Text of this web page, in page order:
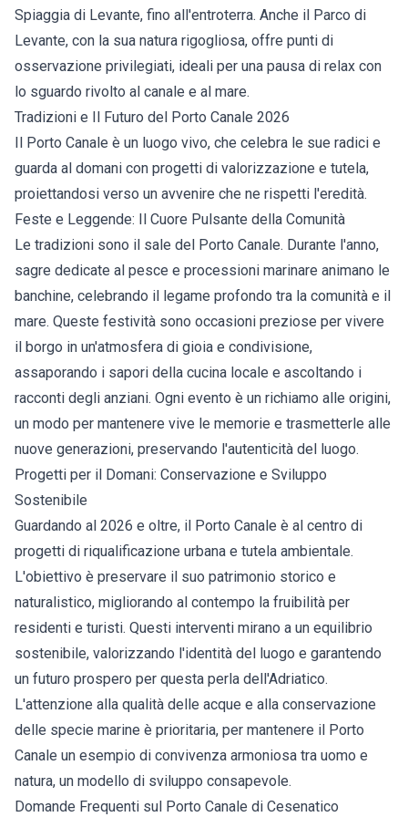
Spiaggia di Levante, fino all'entroterra. Anche il Parco di
Levante, con la sua natura rigogliosa, offre punti di
osservazione privilegiati, ideali per una pausa di relax con
lo sguardo rivolto al canale e al mare.
Tradizioni e Il Futuro del Porto Canale 2026
Il Porto Canale è un luogo vivo, che celebra le sue radici e
guarda al domani con progetti di valorizzazione e tutela,
proiettandosi verso un avvenire che ne rispetti l'eredità.
Feste e Leggende: Il Cuore Pulsante della Comunità
Le tradizioni sono il sale del Porto Canale. Durante l'anno,
sagre dedicate al pesce e processioni marinare animano le
banchine, celebrando il legame profondo tra la comunità e il
mare. Queste festività sono occasioni preziose per vivere
il borgo in un'atmosfera di gioia e condivisione,
assaporando i sapori della cucina locale e ascoltando i
racconti degli anziani. Ogni evento è un richiamo alle origini,
un modo per mantenere vive le memorie e trasmetterle alle
nuove generazioni, preservando l'autenticità del luogo.
Progetti per il Domani: Conservazione e Sviluppo
Sostenibile
Guardando al 2026 e oltre, il Porto Canale è al centro di
progetti di riqualificazione urbana e tutela ambientale.
L'obiettivo è preservare il suo patrimonio storico e
naturalistico, migliorando al contempo la fruibilità per
residenti e turisti. Questi interventi mirano a un equilibrio
sostenibile, valorizzando l'identità del luogo e garantendo
un futuro prospero per questa perla dell'Adriatico.
L'attenzione alla qualità delle acque e alla conservazione
delle specie marine è prioritaria, per mantenere il Porto
Canale un esempio di convivenza armoniosa tra uomo e
natura, un modello di sviluppo consapevole.
Domande Frequenti sul Porto Canale di Cesenatico